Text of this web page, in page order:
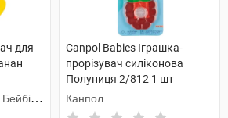
для
Canpol Babies Іграшка-
прорізувач cиліконова
Полуниця 2/812 1 шт
Канпол